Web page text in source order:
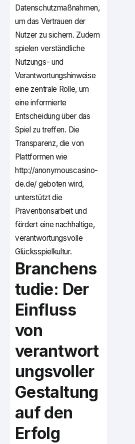
Datenschutzmaßnahmen,
um das Vertrauen der
Nutzer zu sichern. Zudem
spielen verständliche
Nutzungs- und
Verantwortungshinweise
eine zentrale Rolle, um
eine informierte
Entscheidung über das
Spiel zu treffen. Die
Transparenz, die von
Plattformen wie
http://anonymouscasino-
de.de/ geboten wird,
unterstützt die
Präventionsarbeit und
fördert eine nachhaltige,
verantwortungsvolle
Glücksspielkultur.
Branchens
tudie: Der
Einfluss
von
verantwort
ungsvoller
Gestaltung
auf den
Erfolg